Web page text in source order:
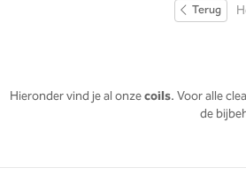
Terug
Hieronder vind je al onzecoils. Voor alle
de